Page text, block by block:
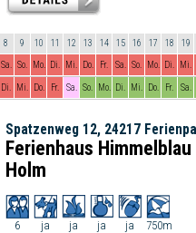
8 9 10 11 12 13 14 15 16 17 18 19
Sa. So. Mo. Di. Mi. Do. Fr. Sa. So. Mo. Di. Mi.
Di. Mi. Do. Fr. Sa. So. Mo. Di. Mi. Do. Fr. Sa.
Spatzenweg 12, 24217
Ferienhaus
Holm
6 ja ja ja ja 750m